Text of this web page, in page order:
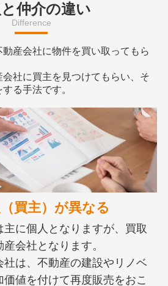
仲介の違い
Difference
動産会社に物件を買い取ってもら
会社に買主を見つけてもらい、そ
る手法です。
買主）が異なる
に個人となりますが、買取
会社となります。
社は、不動産の建設やリノベ
値を付けて再度販売をおこ